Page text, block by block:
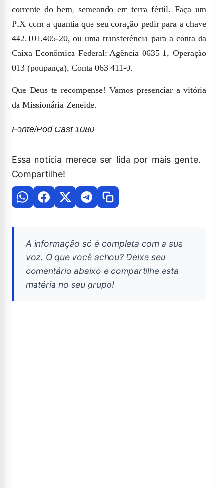
corrente do bem, semeando em terra fértil. Faça um
PIX com a quantia que seu coração pedir para a chave
442.101.405-20, ou uma transferência para a conta da
Caixa Econômica Federal: Agência 0635-1, Operação
013 (poupança), Conta 063.411-0.
Que Deus te recompense! Vamos presenciar a vitória
da Missionária Zeneide.
Fonte/Pod Cast 1080
Essa notícia merece ser lida por mais gente.
Compartilhe!
A informação só é completa com a sua
voz. O que você achou? Deixe seu
comentário abaixo e compartilhe esta
matéria no seu grupo!